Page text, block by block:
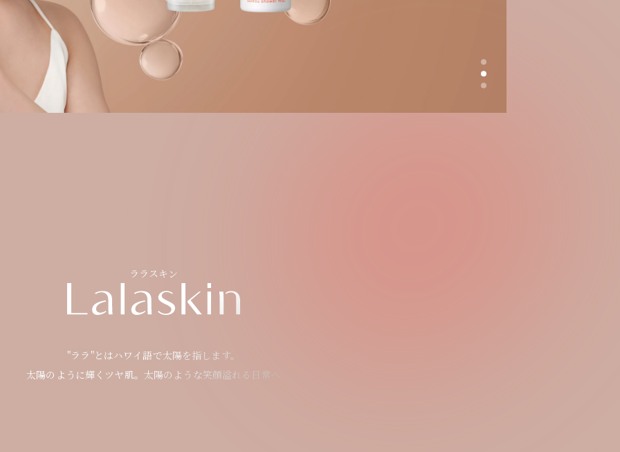
ララスキン
"ララ"とはハワイ語で太陽を指します。
太陽のように輝くツヤ肌。 太陽のような笑顔溢れる日常へ
ララスキン
"ララ"とはハワイ語で太陽を指します。
太陽のように輝くツヤ肌。 太陽のような笑顔溢れる日常へ